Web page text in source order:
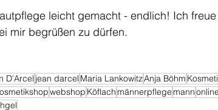
leicht gemacht - endlich! Ich
mir begrüßen zu dürfen.
D'Arcel jean darcel Maria LankowitzAnja Böhm
webshop Köflachmännerpflegemann